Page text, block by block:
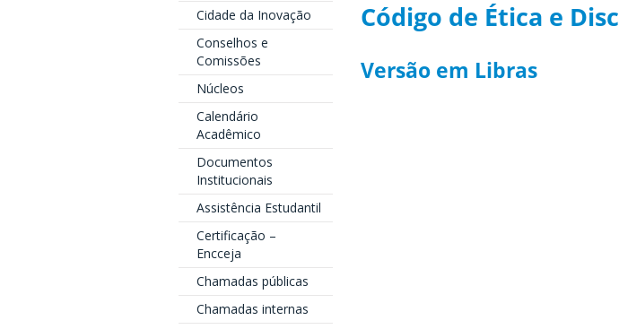
Cidade da Inovação
Conselhos e
Comissões
Núcleos
Calendário
Acadêmico
Documentos
Institucionais
Assistência Estudantil
Certificação –
Encceja
Chamadas públicas
Chamadas internas
Código de Ética e
Versão em Libras